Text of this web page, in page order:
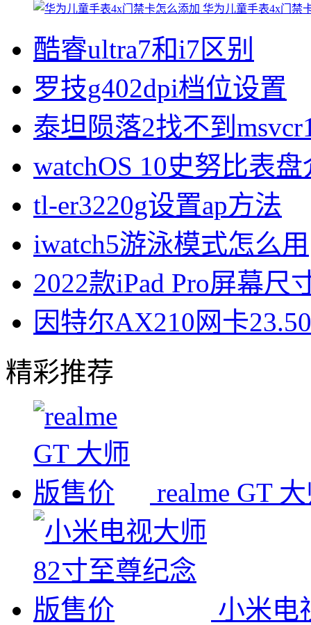
华为儿童手表4x门禁
酷睿ultra7和i7区别
罗技g402dpi档位设置
泰坦陨落2找不到
watchOS 10史努比表
tl-er3220g设置ap方法
iwatch5游泳模式怎么用
2022款iPad Pro屏幕尺
因特尔AX210网卡
精彩推荐
realme GT
小米电